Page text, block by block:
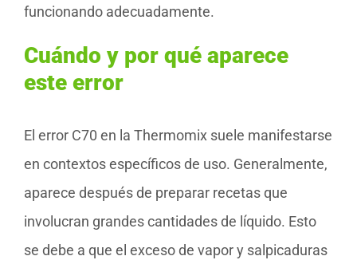
funcionando adecuadamente.
Cuándo y por qué aparece
este error
El error C70 en la Thermomix suele manifestarse
en contextos específicos de uso. Generalmente,
aparece después de preparar recetas que
involucran grandes cantidades de líquido. Esto
se debe a que el exceso de vapor y salpicaduras